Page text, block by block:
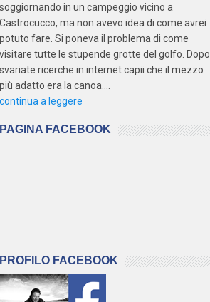
soggiornando in un campeggio vicino a
Castrocucco, ma non avevo idea di come avrei
potuto fare. Si poneva il problema di come
visitare tutte le stupende grotte del golfo. Dopo
svariate ricerche in internet capii che il mezzo
più adatto era la canoa....
continua a leggere
PAGINA FACEBOOK
PROFILO FACEBOOK